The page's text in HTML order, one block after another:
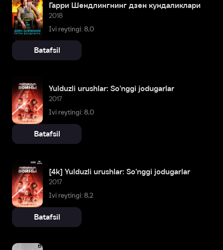
Гарри Шендлингнинг дзен кундаликлари
2018
Ivi reytingi: 8,0
Batafsil
Yulduzli urushlar: So'nggi jodugarlar
2017
Ivi reytingi: 8,0
Batafsil
[4k] Yulduzli urushlar: So'nggi jodugarlar
2017
Ivi reytingi: 8,2
Batafsil